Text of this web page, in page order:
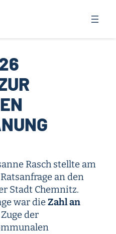
Rasch stellte am
an den
Stadt Chemnitz.
war dieZahl an
der